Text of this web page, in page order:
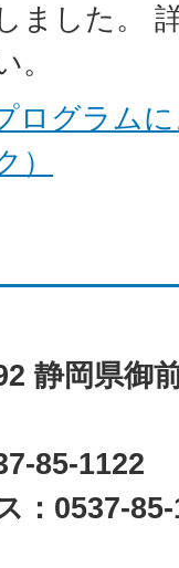
ました。
。
ログラム
）
静岡県御
85-1122
：0537-